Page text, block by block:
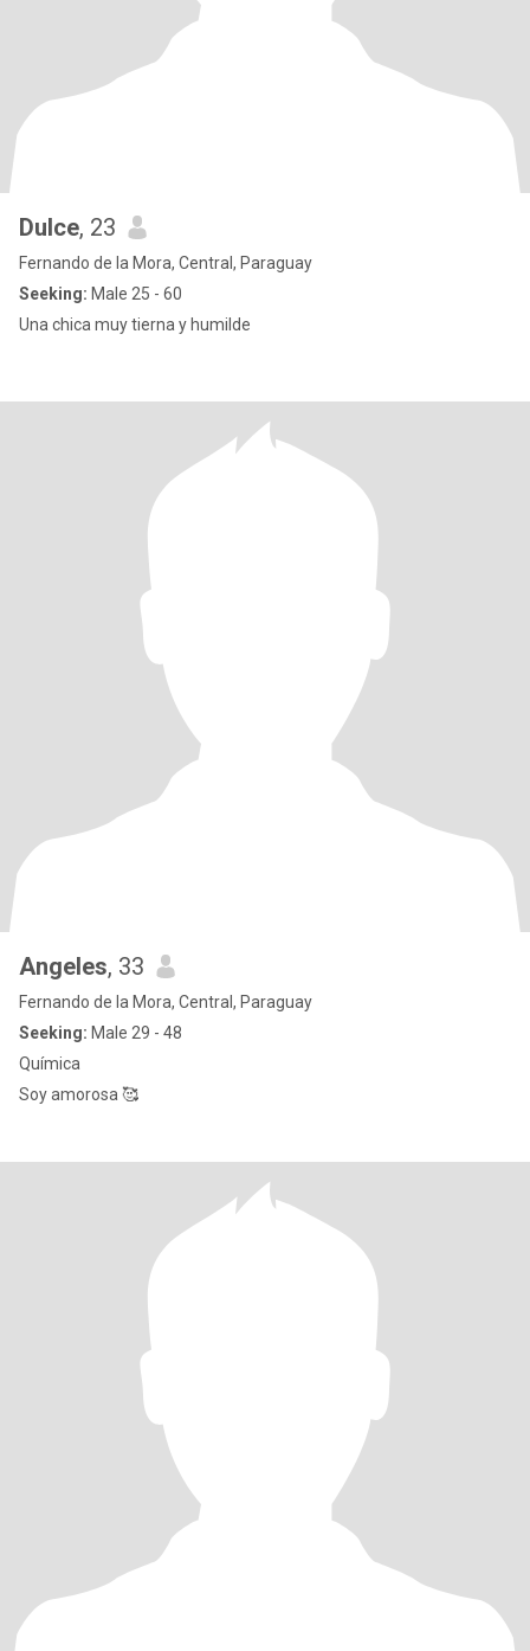
Dulce, 23
Fernando de la Mora, Central, Paraguay
Seeking: Male 25 - 60
Una chica muy tierna y humilde
Angeles, 33
Fernando de la Mora, Central, Paraguay
Seeking: Male 29 - 48
Química
Soy amorosa 🥰